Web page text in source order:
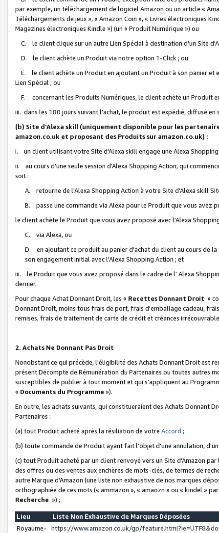
par exemple, un téléchargement de logiciel Amazon ou un article «
Téléchargements de jeux », « Amazon Coin », « Livres électroniques
Magazines électroniques Kindle ») (un « Produit Numérique ») ou
C. le client clique sur un autre Lien Spécial à destination d'un Site
D. le client achète un Produit via notre option 1-Click ; ou
E. le client achète un Produit en ajoutant un Produit à son panier et
Lien Spécial ; ou
F. concernant les Produits Numériques, le client achète un Produit
iii. dans les 180 jours suivant l'achat, le produit est expédié, diffusé
(b) Site d'Alexa skill (uniquement disponible pour les
amazon.co.uk et proposant des Produits sur amazon.co.uk) :
i. un client utilisant votre Site d'Alexa skill engage une Alexa
ii. au cours d'une seule session d'Alexa Shopping Action, qui
soit :
A. retourne de l'Alexa Shopping Action à votre Site d'Alexa skill
B. passe une commande via Alexa pour le Produit que vous avez
le client achète le Produit que vous avez proposé avec l'Alexa
C. via Alexa, ou
D. en ajoutant ce produit au panier d'achat du client au cours de
son engagement initial avec l'Alexa Shopping Action ; et
iii. le Produit que vous avez proposé dans le cadre de l' Alexa
dernier.
Pour chaque Achat Donnant Droit, les « Recettes Donnant Droit »
Donnant Droit, moins tous frais de port, frais d'emballage cadeau,
remises, frais de traitement de carte de crédit et créances
2. Achats Ne Donnant Pas Droit
Nonobstant ce qui précède, l'éligibilité des Achats Donnant Droit est
présent Décompte de Rémunération du Partenaires ou toutes autres
susceptibles de publier à tout moment et qui s'appliquent au
« Documents du Programme »).
En outre, les achats suivants, qui constitueraient des Achats Donnant
Partenaires :
(a) tout Produit acheté après la résiliation de votre Accord ;
(b) toute commande de Produit ayant fait l'objet d'une annulation,
(c) tout Produit acheté par un client renvoyé vers un Site d'Amazon
des offres ou des ventes aux enchères de mots-clés, de termes de
autre Marque d'Amazon (une liste non exhaustive de nos marques
orthographiée de ces mots (« ammazon », « amaozn » ou « kindel »
Recherche ») ;
Lieu
Liste Non Exhaustive de Marques Déposées
Royaume-
https://www.amazon.co.uk/gp/